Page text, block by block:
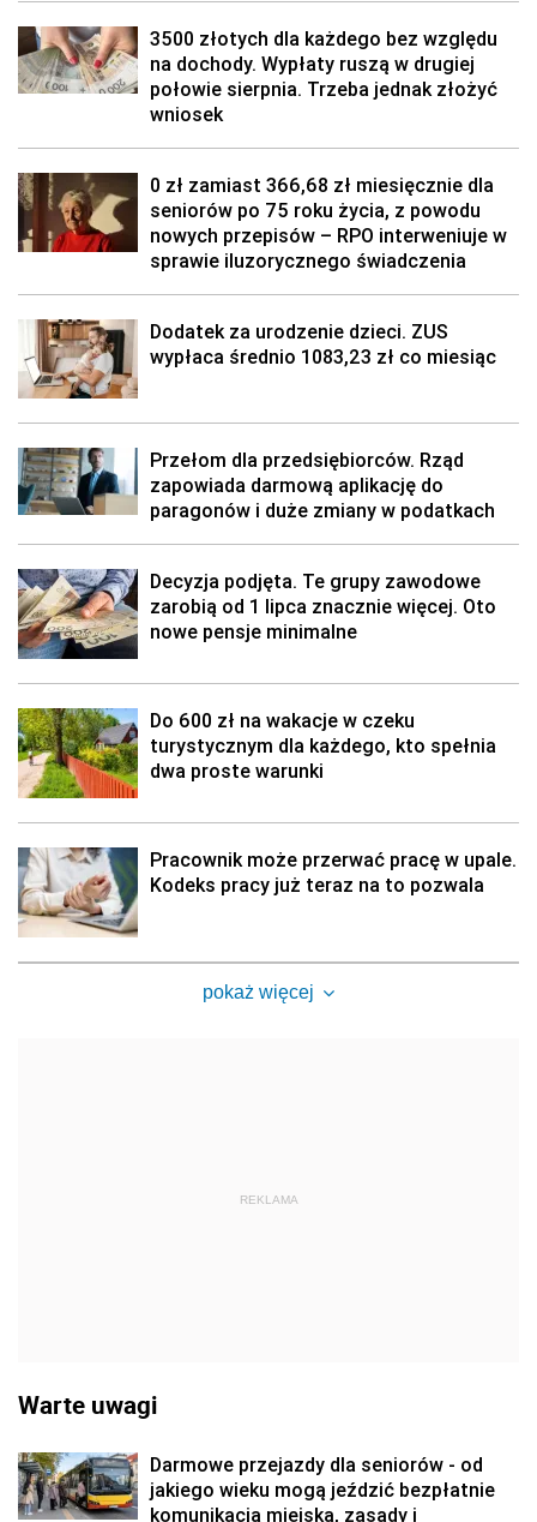
3500 złotych dla każdego bez względu
na dochody. Wypłaty ruszą w drugiej
połowie sierpnia. Trzeba jednak złożyć
wniosek
0 zł zamiast 366,68 zł miesięcznie dla
seniorów po 75 roku życia, z powodu
nowych przepisów – RPO interweniuje w
sprawie iluzorycznego świadczenia
Dodatek za urodzenie dzieci. ZUS
wypłaca średnio 1083,23 zł co miesiąc
Przełom dla przedsiębiorców. Rząd
zapowiada darmową aplikację do
paragonów i duże zmiany w podatkach
Decyzja podjęta. Te grupy zawodowe
zarobią od 1 lipca znacznie więcej. Oto
nowe pensje minimalne
Do 600 zł na wakacje w czeku
turystycznym dla każdego, kto spełnia
dwa proste warunki
Pracownik może przerwać pracę w upale.
Kodeks pracy już teraz na to pozwala
pokaż więcej
REKLAMA
Warte uwagi
Darmowe przejazdy dla seniorów - od
jakiego wieku mogą jeździć bezpłatnie
komunikacją miejską, zasady i